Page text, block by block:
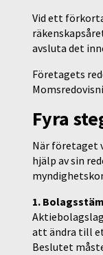
Vid ett
avsluta det
Företagets
Fyra
När företaget
hjälp av sin
1.
att ändra till
Beslutet